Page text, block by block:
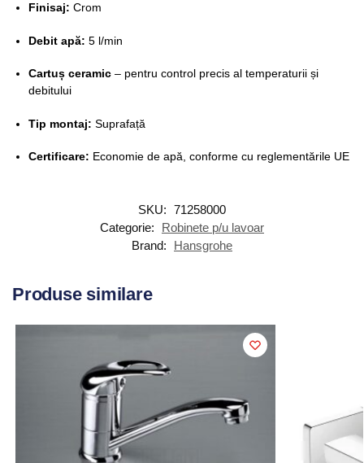
Finisaj: Crom
Debit apă: 5 l/min
Cartuș ceramic – pentru control precis al temperaturii și
debitului
Tip montaj: Suprafață
Certificare: Economie de apă, conforme cu reglementările UE
SKU: 71258000
Categorie:
Robinete p/u lavoar
Brand:
Hansgrohe
Produse similare